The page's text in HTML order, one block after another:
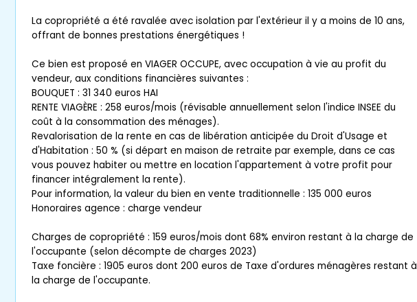
La copropriété a été ravalée avec isolation par l'extérieur il y a moins de 10 ans,
offrant de bonnes prestations énergétiques !
Ce bien est proposé en VIAGER OCCUPE, avec occupation à vie au profit du
vendeur, aux conditions financières suivantes :
BOUQUET : 31 340 euros HAI
RENTE VIAGÈRE : 258 euros/mois (révisable annuellement selon l'indice INSEE du
coût à la consommation des ménages).
Revalorisation de la rente en cas de libération anticipée du Droit d'Usage et
d'Habitation : 50 % (si départ en maison de retraite par exemple, dans ce cas
vous pouvez habiter ou mettre en location l'appartement à votre profit pour
financer intégralement la rente).
Pour information, la valeur du bien en vente traditionnelle : 135 000 euros
Honoraires agence : charge vendeur
Charges de copropriété : 159 euros/mois dont 68% environ restant à la charge de
l'occupante (selon décompte de charges 2023)
Taxe foncière : 1905 euros dont 200 euros de Taxe d'ordures ménagères restant à
la charge de l'occupante.